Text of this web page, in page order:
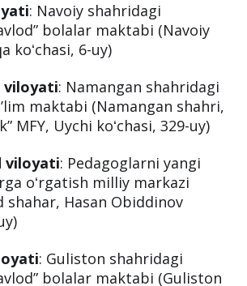
: Navoiy shahridagi
bolalar maktabi (Navoiy
koʻchasi, 6-uy)
viloyati: Namangan shahridagi
maktabi (Namangan shahri,
MFY, Uychi koʻchasi, 329-uy)
viloyati: Pedagoglarni yangi
oʻrgatish milliy markazi
shahar, Hasan Obiddinov
: Guliston shahridagi
bolalar maktabi (Guliston